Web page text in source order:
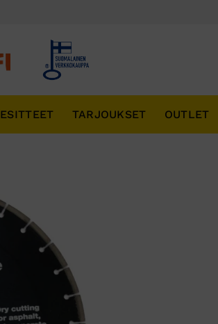
ESITTEET TARJOUKSET OUTLET